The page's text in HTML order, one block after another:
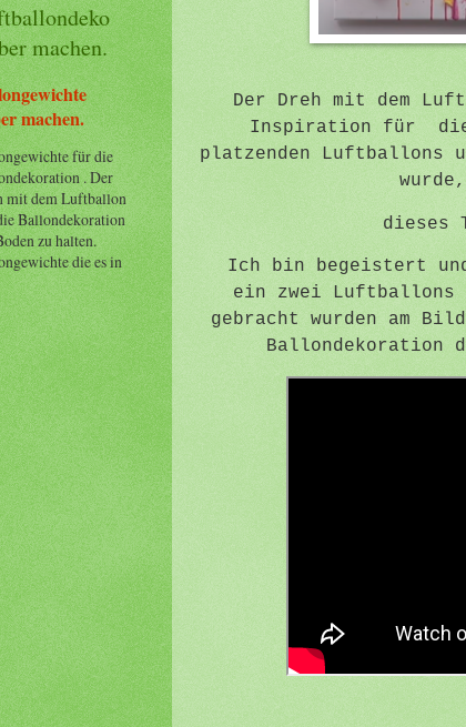
Der Dreh mit dem
Inspiration für
platzenden Luftballons
dieses
Ich bin begeistert
ein zwei Luftballons
gebracht wurden am
Ballondekoration
machen.
machen.
für die
. Der
mit dem Luftballon
Ballondekoration
zu halten.
die es in